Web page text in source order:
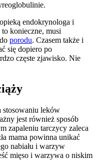
endokrynologa i
konieczne, musi
porodu. Czasem także i
się dopiero po
częste zjawisko. Nie
stosowaniu leków
jest również sposób
zapaleniu tarczycy zaleca
mama powinna unikać
nabiału i warzyw
mięso i warzywa o niskim